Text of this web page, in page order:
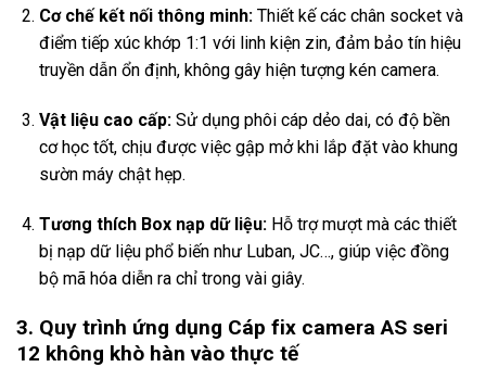
Cơ chế kết nối thông minh:Thiết kế các chân socket và
điểm tiếp xúc khớp 1:1 với linh kiện zin, đảm bảo tín hiệu
truyền dẫn ổn định, không gây hiện tượng kén camera.
Vật liệu cao cấp:Sử dụng phôi cáp dẻo dai, có độ bền
cơ học tốt, chịu được việc gập mở khi lắp đặt vào khung
sườn máy chật hẹp.
Tương thích Box nạp dữ liệu:Hỗ trợ mượt mà các thiết
bị nạp dữ liệu phổ biến như Luban, JC…, giúp việc đồng
bộ mã hóa diễn ra chỉ trong vài giây.
3. Quy trình ứng dụng Cáp fix camera AS seri
12 không khò hàn vào thực tế